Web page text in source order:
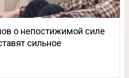
о непостижимой силе
сильное